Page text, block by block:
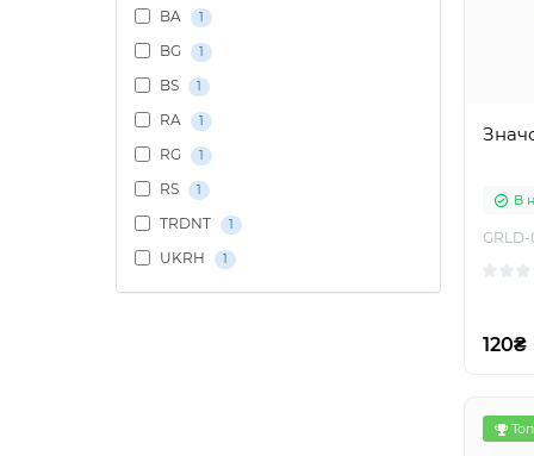
BA 1
BG 1
BS 1
RA 1
RG 1
RS 1
TRDNT 1
UKRH 1
В
GRLD-
120₴
Топ